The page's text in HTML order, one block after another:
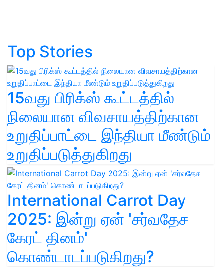
Top Stories
15வது பிரிக்ஸ் கூட்டத்தில்
நிலையான விவசாயத்திற்கான
உறுதிப்பாட்டை இந்தியா மீண்டும்
உறுதிப்படுத்துகிறது
International Carrot Day
2025: இன்று ஏன் 'சர்வதேச
கேரட் தினம்'
கொண்டாடப்படுகிறது?